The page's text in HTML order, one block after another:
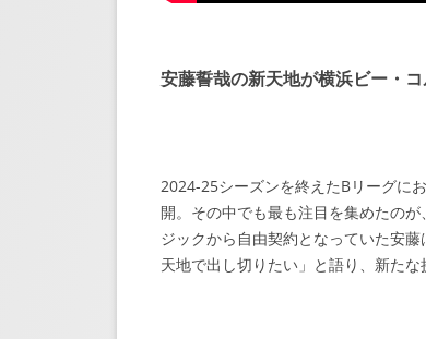
安藤誓哉の新天地が横浜ビー・
2024-25シーズンを終えたBリーグに
開。その中でも最も注目を集めたの
ジックから自由契約となっていた安
天地で出し切りたい」と語り、新たな